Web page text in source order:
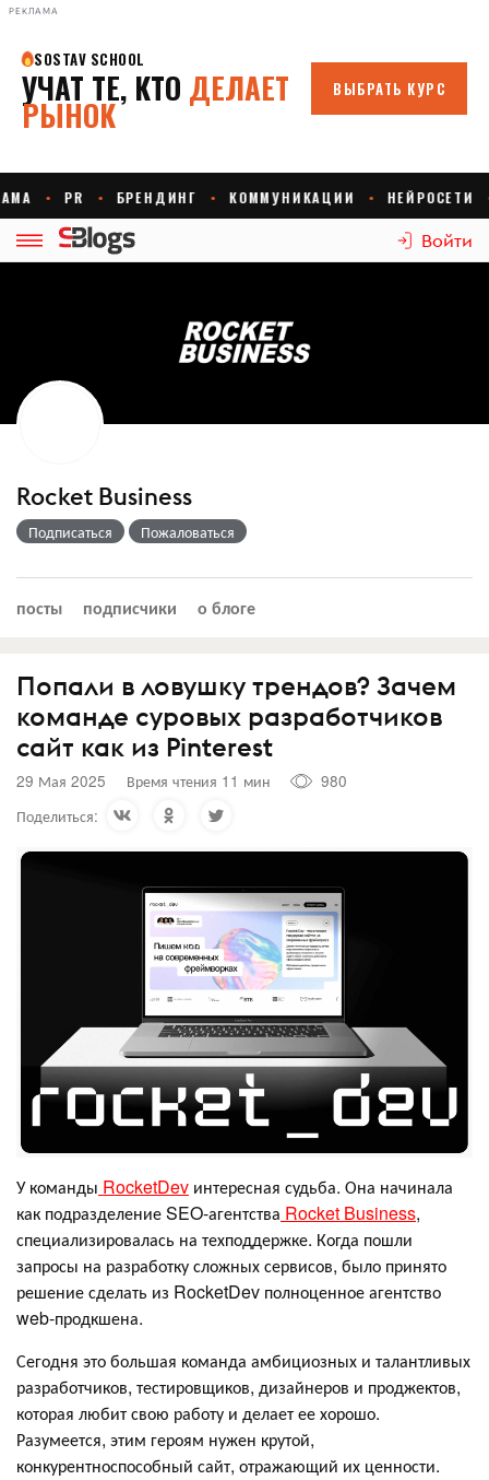
РЕКЛАМА
Войти
Rocket Business
Подписаться Пожаловаться
посты подписчики о блоге
Попали в ловушку трендов? Зачем
команде суровых разработчиков
сайт как из Pinterest
29 Мая 2025 Время чтения 11 мин
980
Поделиться:
У команды RocketDev интересная судьба. Она начинала
как подразделение SEO-агентства Rocket Business,
специализировалась на техподдержке. Когда пошли
запросы на разработку сложных сервисов, было принято
решение сделать из RocketDev полноценное агентство
web-продкшена.
Сегодня это большая команда амбициозных и талантливых
разработчиков, тестировщиков, дизайнеров и проджектов,
которая любит свою работу и делает ее хорошо.
Разумеется, этим героям нужен крутой,
конкурентноспособный сайт, отражающий их ценности.